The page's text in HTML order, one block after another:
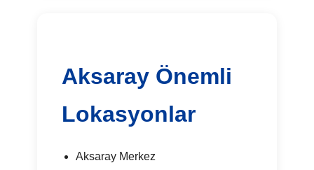
Aksaray Önemli
Lokasyonlar
Aksaray Merkez